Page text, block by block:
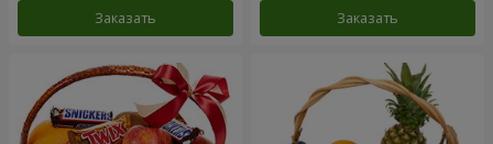
Заказать Заказать